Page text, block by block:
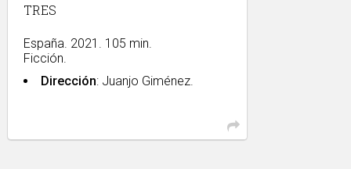
TRES
España. 2021. 105 min.
Ficción.
Dirección: Juanjo Giménez.